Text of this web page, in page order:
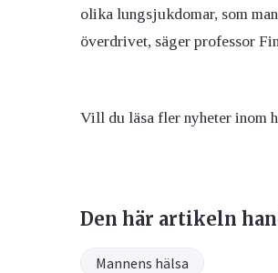
olika lungsjukdomar, som
överdrivet, säger professor
Vill du läsa fler nyheter inom
Den här artikeln
Mannens hälsa